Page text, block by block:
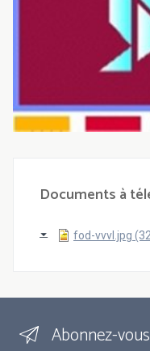
Documents à
fod-vvvl.jpg
Abonnez-